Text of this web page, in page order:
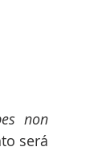
non
será